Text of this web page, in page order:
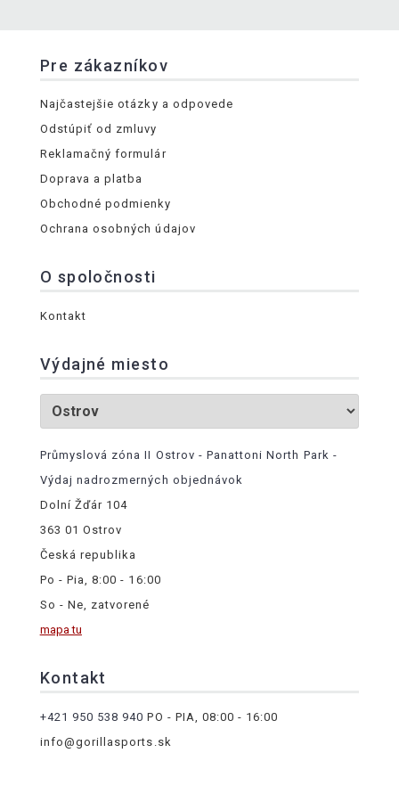
Pre zákazníkov
Najčastejšie otázky a odpovede
Odstúpiť od zmluvy
Reklamačný formulár
Doprava a platba
Obchodné podmienky
Ochrana osobných údajov
O spoločnosti
Kontakt
Výdajné miesto
Průmyslová zóna II Ostrov - Panattoni North Park -
Výdaj nadrozmerných objednávok
Dolní Žďár 104
363 01 Ostrov
Česká republika
Po - Pia, 8:00 - 16:00
So - Ne, zatvorené
mapa tu
Kontakt
+421 950 538 940 PO - PIA, 08:00 - 16:00
info@gorillasports.sk